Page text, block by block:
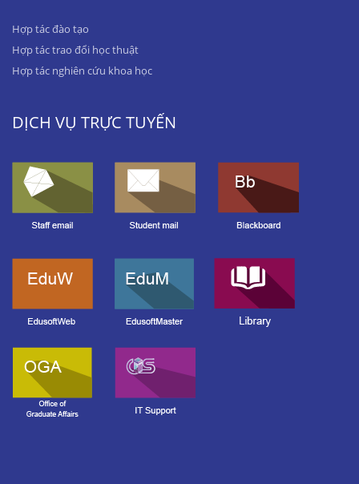
Hợp tác đào tạo
Hợp tác trao đổi học thuật
Hợp tác nghiên cứu khoa học
DỊCH VỤ TRỰC TUYẾN